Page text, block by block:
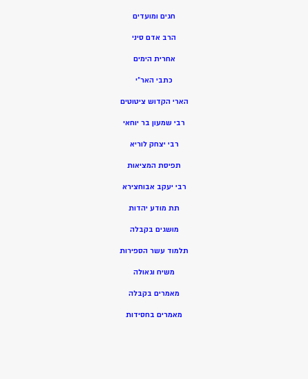
חגים ומועדים
הרב אדם סיני
אחרית הימים
כתבי האר”י
הארי הקדוש ציטוטים
רבי שמעון בר יוחאי
רבי יצחק לוריא
תפיסת המציאות
רבי יעקב אבוחצירא
תת מודע יהדות
מושגים בקבלה
תלמוד עשר הספירות
משיח וגאולה
מאמרים בקבלה
מאמרים בחסידות